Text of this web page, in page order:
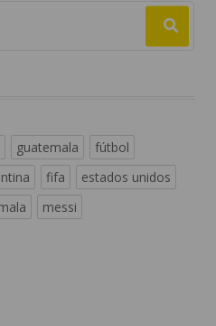
guatemala
fútbol
fifa
estados unidos
messi